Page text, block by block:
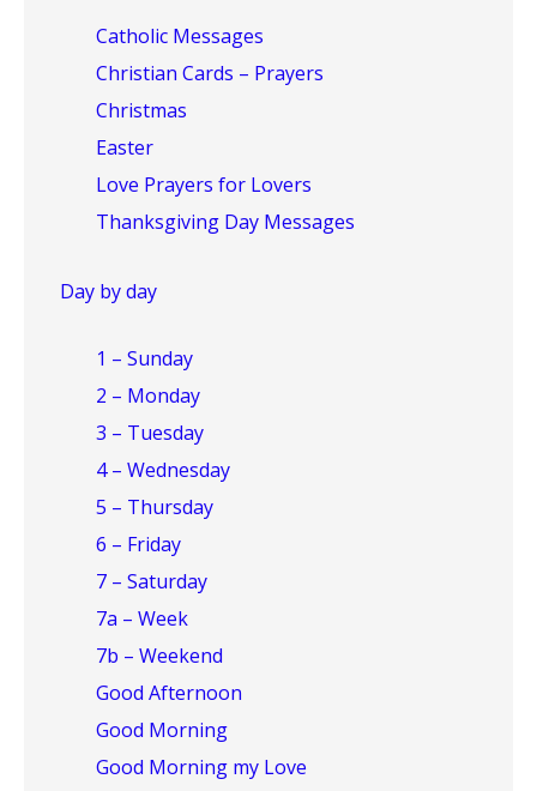
Catholic Messages
Christian Cards – Prayers
Christmas
Easter
Love Prayers for Lovers
Thanksgiving Day Messages
Day by day
1 – Sunday
2 – Monday
3 – Tuesday
4 – Wednesday
5 – Thursday
6 – Friday
7 – Saturday
7a – Week
7b – Weekend
Good Afternoon
Good Morning
Good Morning my Love